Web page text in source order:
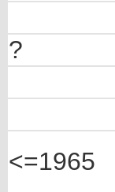
?
<=1965